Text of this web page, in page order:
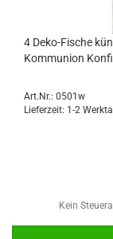
4 Deko-Fische
Kommunion
Art.Nr.: 0501w
Lieferzeit: 1-2
Kein